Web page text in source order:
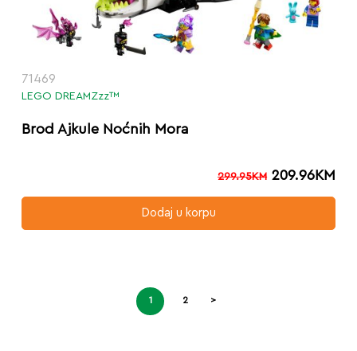
71469
LEGO DREAMZzz™
Brod Ajkule Noćnih Mora
299.95KM 209.96KM
Dodaj u korpu
1 2 >